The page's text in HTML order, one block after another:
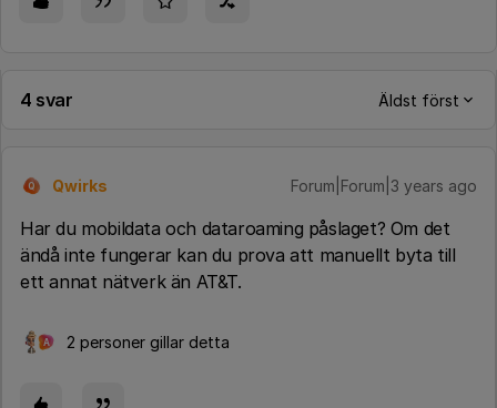
4 svar Äldst först
Q Qwirks Forum|Forum|3 years ago
Har du mobildata och dataroaming påslaget? Om det
ändå inte fungerar kan du prova att manuellt byta till
ett annat nätverk än AT&T.
A 2 personer gillar detta